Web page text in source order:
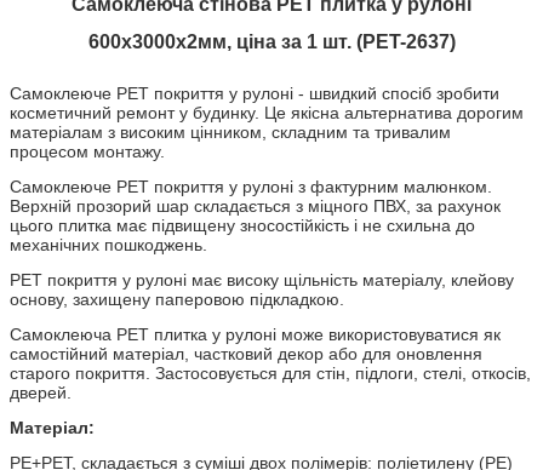
600х3000х2мм, ціна за 1 шт. (PET-2637)
Самоклеюче PET покриття у рулоні - швидкий спосіб зробити
косметичний ремонт у будинку. Це якісна альтернатива дорогим
матеріалам з високим цінником, складним та тривалим
процесом монтажу.
Самоклеюче PET покриття у рулоні з фактурним малюнком.
Верхній прозорий шар складається з міцного ПВХ, за рахунок
цього плитка має підвищену зносостійкість і не схильна до
механічних пошкоджень.
PET покриття у рулоні має високу щільність матеріалу, клейову
основу, захищену паперовою підкладкою.
Самоклеюча PET плитка у рулоні може використовуватися як
самостійний матеріал, частковий декор або для оновлення
старого покриття. Застосовується для стін, підлоги, стелі, откосів,
дверей.
Матеріал:
PE+PET, складається з суміші двох полімерів: поліетилену (PE)